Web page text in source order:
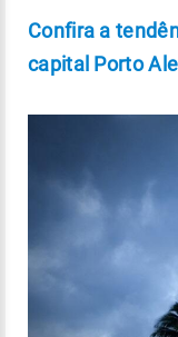
Confira a
capital Porto